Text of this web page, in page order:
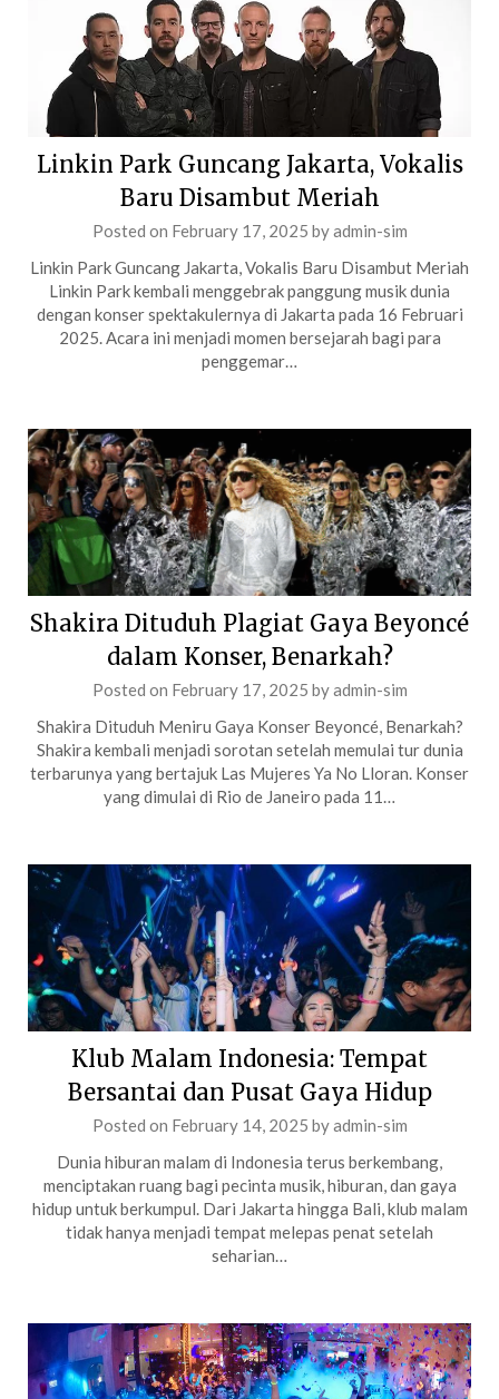
Linkin Park Guncang Jakarta, Vokalis
Baru Disambut Meriah
Posted on February 17, 2025 byadmin-sim
Linkin Park Guncang Jakarta, Vokalis Baru Disambut Meriah
Linkin Park kembali menggebrak panggung musik dunia
dengan konser spektakulernya di Jakarta pada 16 Februari
2025. Acara ini menjadi momen bersejarah bagi para
penggemar…
Shakira Dituduh Plagiat Gaya Beyoncé
dalam Konser, Benarkah?
Posted on February 17, 2025 byadmin-sim
Shakira Dituduh Meniru Gaya Konser Beyoncé, Benarkah?
Shakira kembali menjadi sorotan setelah memulai tur dunia
terbarunya yang bertajuk Las Mujeres Ya No Lloran. Konser
yang dimulai di Rio de Janeiro pada 11…
Klub Malam Indonesia: Tempat
Bersantai dan Pusat Gaya Hidup
Posted on February 14, 2025 byadmin-sim
Dunia hiburan malam di Indonesia terus berkembang,
menciptakan ruang bagi pecinta musik, hiburan, dan gaya
hidup untuk berkumpul. Dari Jakarta hingga Bali, klub malam
tidak hanya menjadi tempat melepas penat setelah
seharian…